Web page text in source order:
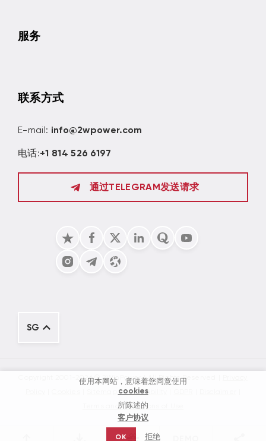
服务
联系方式
E-mail: info@2wpower.com
电话:+1 814 526 6197
通过TELEGRAM发送请求
SG
Copyright 2001-2026 © 2WinPower All Rights Reserved
Accessibility
Terms and Conditions of Use
使用本网站，意味着您同意使用
cookies
所陈述的
客户协议
OK 拒绝